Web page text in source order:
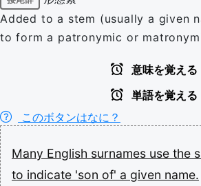
Added to a stem (usually a given
to form a patronymic or
意味を覚える
単語を覚える
このボタンはなに？
Many English surnames use the
to indicate 'son of' a given name.